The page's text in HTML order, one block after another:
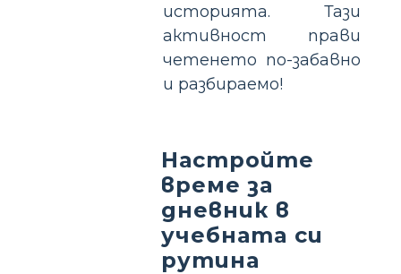
историята. Тази
активност прави
четенето по-забавно
и разбираемо!
Настройте
време за
дневник в
учебната си
рутина